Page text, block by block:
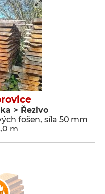
> Řezivo
fošen, síla 50 mm
m